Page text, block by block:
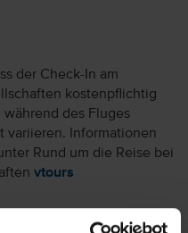
der Check-In am
kostenpflichtig
des Fluges
variieren. Informationen
Rund um die Reise bei
vtours
machen, dass Sie am